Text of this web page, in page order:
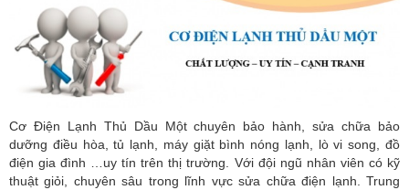
Cơ Điện Lạnh Thủ Dầu Một chuyên bảo hành, sửa chữa bảo
dưỡng điều hòa, tủ lạnh, máy giặt bình nóng lạnh, lò vi song, đồ
điện gia đình …uy tín trên thị trường. Với đội ngũ nhân viên có kỹ
thuật giỏi, chuyên sâu trong lĩnh vực sửa chữa điện lạnh. Trung